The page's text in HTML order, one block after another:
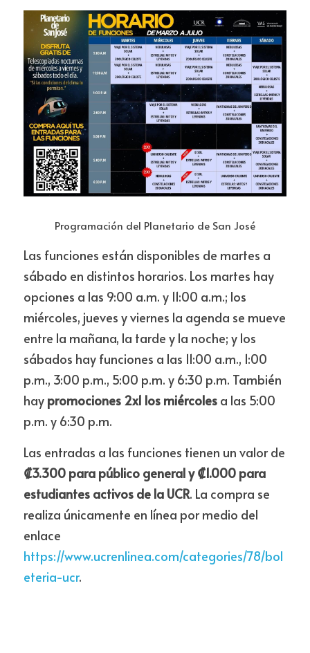
Programación del Planetario de San José
Las funciones están disponibles de martes a
sábado en distintos horarios. Los martes hay
opciones a las 9:00 a.m. y 11:00 a.m.; los
miércoles, jueves y viernes la agenda se mueve
entre la mañana, la tarde y la noche; y los
sábados hay funciones a las 11:00 a.m., 1:00
p.m., 3:00 p.m., 5:00 p.m. y 6:30 p.m. También
hay promociones 2x1 los miércoles a las 5:00
p.m. y 6:30 p.m.
Las entradas a las funciones tienen un valor de
₡3.300 para público general y ₡1.000 para
estudiantes activos de la UCR. La compra se
realiza únicamente en línea por medio del
https://www.ucrenlinea.com/categories/78/bol
eteria-ucr.